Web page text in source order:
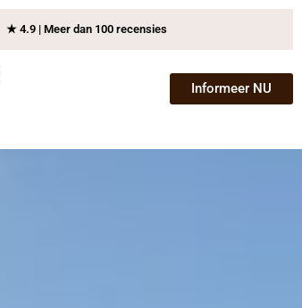
★ 4.9 | Meer dan 100 recensies
Informeer NU